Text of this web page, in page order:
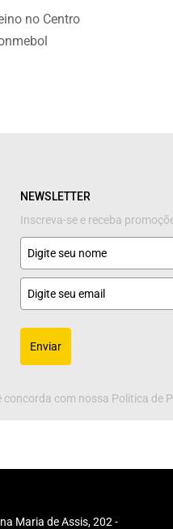
no Centro
NEWSLETTER
Inscreva-se e receba
Enviar
concorda com nossa Política de
Maria de Assis, 202 -